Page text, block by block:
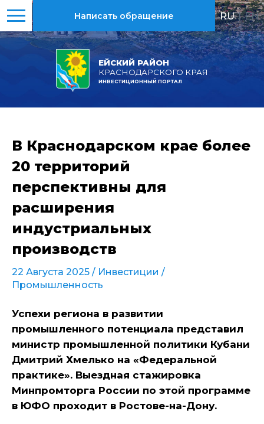
ЕЙСКИЙ РАЙОН
КРАСНОДАРСКОГО КРАЯ
ИНВЕСТИЦИОННЫЙ ПОРТАЛ
Написать обращение RU | EN
В Краснодарском крае более
20 территорий
перспективны для
расширения
индустриальных
производств
22 Августа 2025 / Инвестиции /
Промышленность
Успехи региона в развитии
промышленного потенциала представил
министр промышленной политики Кубани
Дмитрий Хмелько на «Федеральной
практике». Выездная стажировка
Минпромторга России по этой программе
в ЮФО проходит в Ростове-на-Дону.